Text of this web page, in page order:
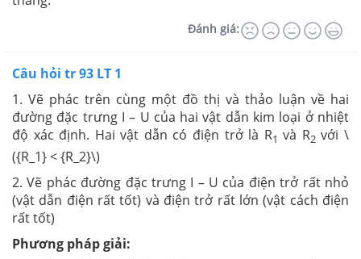
Đánh giá:
Câu hỏi tr 93 LT 1
1. Vẽ phác trên cùng một đồ thị và thảo luận về hai
đường đặc trưng I – U của hai vật dẫn kim loại ở nhiệt
độ xác định. Hai vật dẫn có điện trở là R1 và R2với \
({R_1} < {R_2}\)
2. Vẽ phác đường đặc trưng I – U của điện trở rất nhỏ
(vật dẫn điện rất tốt) và điện trở rất lớn (vật cách điện
rất tốt)
Phương pháp giải: